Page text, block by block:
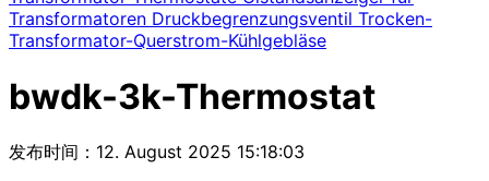
Transformatoren Druckbegrenzungsventil Trocken-
Transformator-Querstrom-Kühlgebläse
bwdk-3k-Thermostat
发布时间：12. August 2025 15:18:03